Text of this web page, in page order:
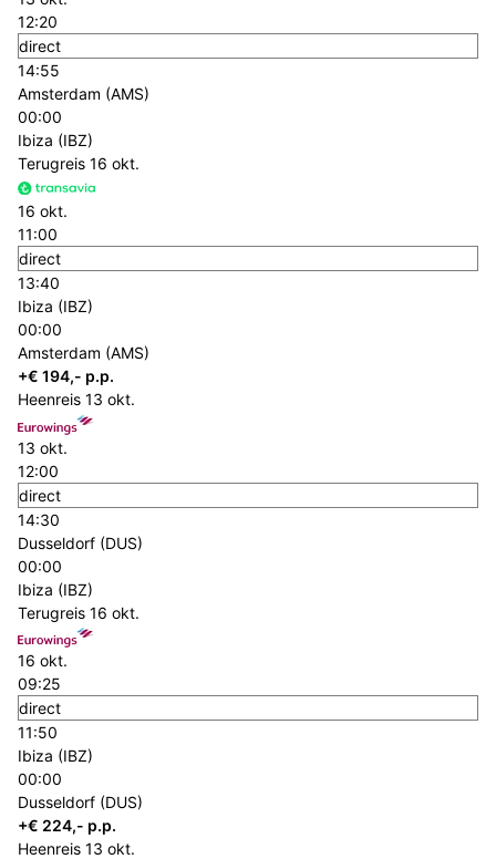
12:20
direct
14:55
Amsterdam (AMS)
00:00
Ibiza (IBZ)
Terugreis 16 okt.
16 okt.
11:00
direct
13:40
Ibiza (IBZ)
00:00
Amsterdam (AMS)
+€ 194,- p.p.
Heenreis 13 okt.
13 okt.
12:00
direct
14:30
Dusseldorf (DUS)
00:00
Ibiza (IBZ)
Terugreis 16 okt.
16 okt.
09:25
direct
11:50
Ibiza (IBZ)
00:00
Dusseldorf (DUS)
+€ 224,- p.p.
Heenreis 13 okt.